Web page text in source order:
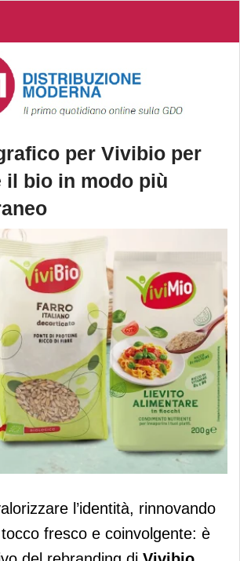
per Vivibio per
il bio in modo più
per Vivibio per
bio in modo più
l’identità, rinnovando
fresco e coinvolgente: è